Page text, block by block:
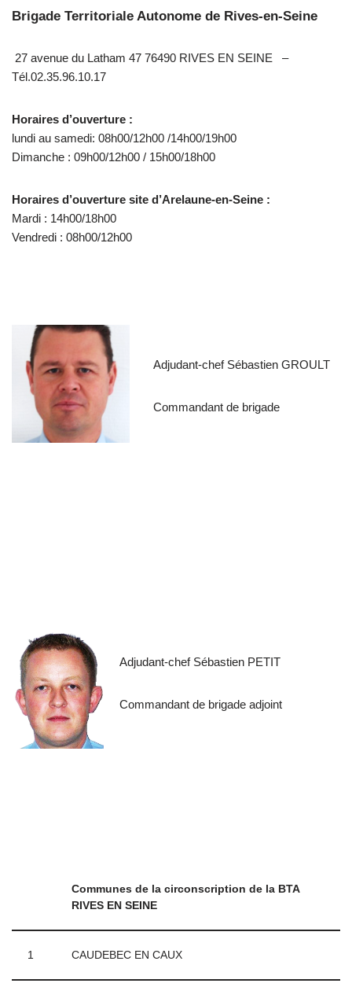
Brigade Territoriale Autonome de Rives-en-Seine
27 avenue du Latham 47 76490 RIVES EN SEINE –
Tél.02.35.96.10.17
Horaires d’ouverture :
lundi au samedi: 08h00/12h00 /14h00/19h00
Dimanche : 09h00/12h00 / 15h00/18h00
Horaires d’ouverture site d’Arelaune-en-Seine :
Mardi : 14h00/18h00
Vendredi : 08h00/12h00
Adjudant-chef Sébastien GROULT
Commandant de brigade
Adjudant-chef Sébastien PETIT
Commandant de brigade adjoint
Communes de la circonscription de la BTA
RIVES EN SEINE
1 CAUDEBEC EN CAUX